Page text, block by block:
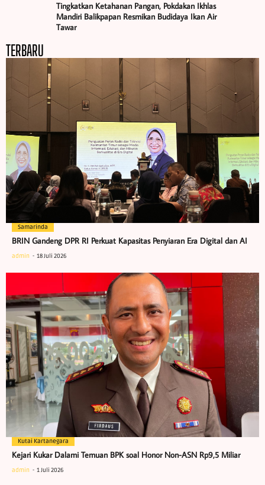
Tingkatkan Ketahanan Pangan, Pokdakan Ikhlas
Mandiri Balikpapan Resmikan Budidaya Ikan Air
Tawar
TERBARU
Samarinda
BRIN Gandeng DPR RI Perkuat Kapasitas Penyiaran Era Digital dan AI
admin 18 Juli 2026
Kutai Kartanegara
Kejari Kukar Dalami Temuan BPK soal Honor Non-ASN Rp9,5 Miliar
admin 1 Juli 2026